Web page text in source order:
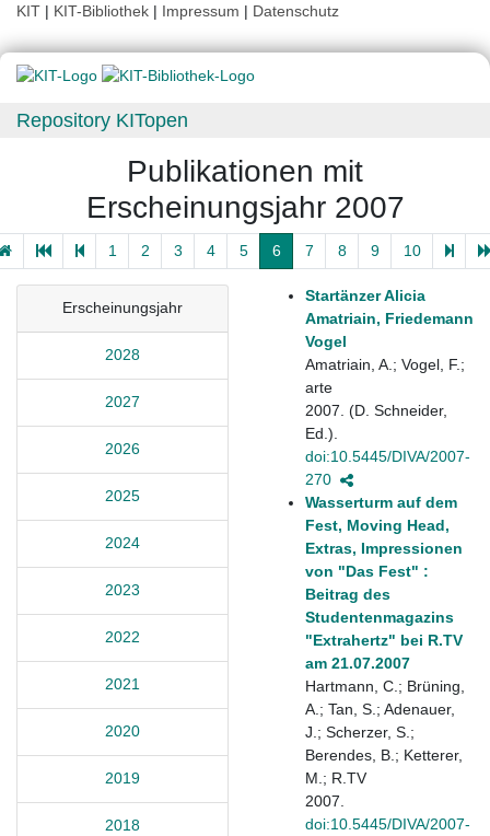
KIT | KIT-Bibliothek | Impressum | Datenschutz
Repository KITopen
Publikationen mit
Erscheinungsjahr 2007
1 2 3 4 5 6 7 8 9 10
Erscheinungsjahr
2028
2027
2026
2025
2024
2023
2022
2021
2020
2019
2018
Startänzer Alicia
Amatriain, Friedemann
Vogel
Amatriain, A.; Vogel, F.;
arte
2007. (D. Schneider,
Ed.).
doi:10.5445/DIVA/2007-
270
Wasserturm auf dem
Fest, Moving Head,
Extras, Impressionen
von "Das Fest" :
Beitrag des
Studentenmagazins
"Extrahertz" bei R.TV
am 21.07.2007
Hartmann, C.; Brüning,
A.; Tan, S.; Adenauer,
J.; Scherzer, S.;
Berendes, B.; Ketterer,
M.; R.TV
2007.
doi:10.5445/DIVA/2007-